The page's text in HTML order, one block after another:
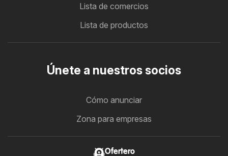
Lista de comercios
Lista de productos
Únete a nuestros socios
Cómo anunciar
Zona para empresas
Ofertero